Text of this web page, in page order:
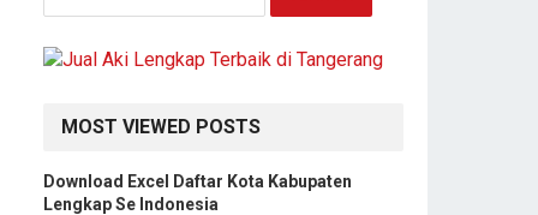
r
r
MOST VIEWED POSTS
Download Excel Daftar Kota Kabupaten
Lengkap Se Indonesia